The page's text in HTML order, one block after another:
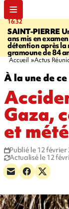
16:32
SAINT-PIERRE
ans mis en
détention après la
gramoune de 84
Accueil Actus
À la une de
Gaza,
et
Publié le 12 février
Actualisé le 12